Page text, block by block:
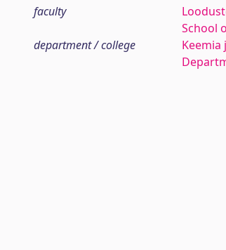
faculty
School
department / college